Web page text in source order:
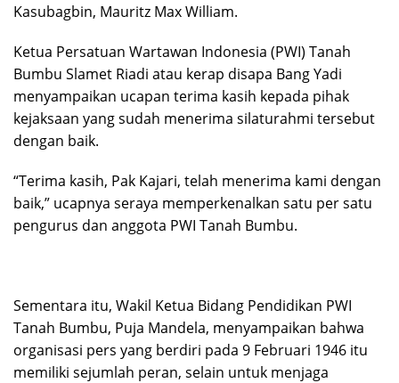
Kasubagbin, Mauritz Max William.
Ketua Persatuan Wartawan Indonesia (PWI) Tanah
Bumbu Slamet Riadi atau kerap disapa Bang Yadi
menyampaikan ucapan terima kasih kepada pihak
kejaksaan yang sudah menerima silaturahmi tersebut
dengan baik.
“Terima kasih, Pak Kajari, telah menerima kami dengan
baik,” ucapnya seraya memperkenalkan satu per satu
pengurus dan anggota PWI Tanah Bumbu.
Sementara itu, Wakil Ketua Bidang Pendidikan PWI
Tanah Bumbu, Puja Mandela, menyampaikan bahwa
organisasi pers yang berdiri pada 9 Februari 1946 itu
memiliki sejumlah peran, selain untuk menjaga